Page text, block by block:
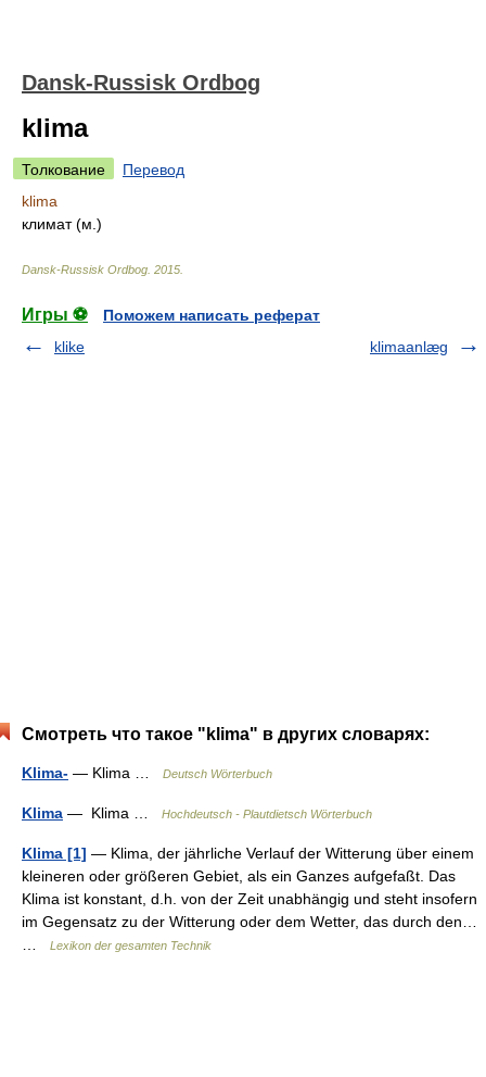
Dansk-Russisk Ordbog
klima
Толкование
Перевод
klima
климат (м.)
Dansk-Russisk Ordbog 2015
Игры ⚽
Поможем написать реферат
klike
klimaanlæg
Смотреть что такое "klima" в других словарях:
Klima- — Klima … Deutsch Wörterbuch
Klima — Klima … Hochdeutsch - Plautdietsch Wörterbuch
Klima [1] — Klima, der jährliche Verlauf der Witterung über einem
kleineren oder größeren Gebiet, als ein Ganzes aufgefaßt. Das
Klima ist konstant, d.h. von der Zeit unabhängig und steht insofern
im Gegensatz zu der Witterung oder dem Wetter, das durch den…
Lexikon der gesamten Technik